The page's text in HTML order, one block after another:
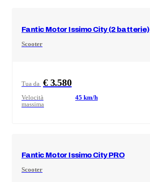
Fantic Motor Issimo City (2 batterie)
Scooter
Tua da € 3.580
Velocità
massima
45 km/h
Fantic Motor Issimo City PRO
Scooter